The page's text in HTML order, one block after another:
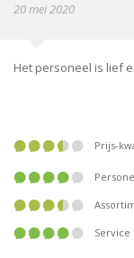
20 mei 2020
Het personeel is lief
Prijs-
Service